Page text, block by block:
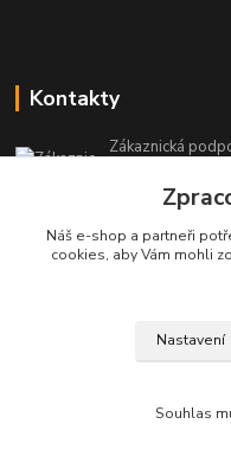
Kontakty
Zákaznická
(Po-Pá, 8-15
filcshop@seznam.cz
2023/
Náš e-shop a partneři
cookies, aby Vám mohli
Nastavení
Souhlas